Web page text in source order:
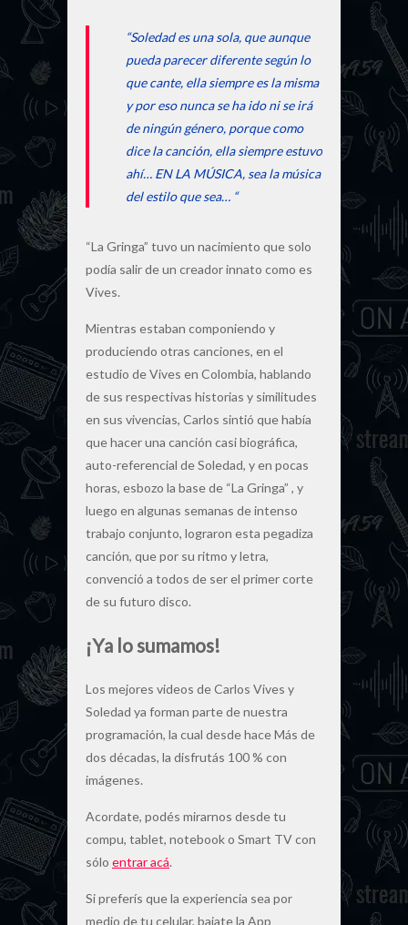
“Soledad es una sola, que aunque
pueda parecer diferente según lo
que cante, ella siempre es la misma
y por eso nunca se ha ido ni se irá
de ningún género, porque como
dice la canción, ella siempre estuvo
ahí… EN LA MÚSICA, sea la música
del estilo que sea… “
“La Gringa” tuvo un nacimiento que solo
podía salir de un creador innato como es
Vives.
Mientras estaban componiendo y
produciendo otras canciones, en el
estudio de Vives en Colombia, hablando
de sus respectivas historias y similitudes
en sus vivencias, Carlos sintió que había
que hacer una canción casi biográfica,
auto-referencial de Soledad, y en pocas
horas, esbozo la base de “La Gringa” , y
luego en algunas semanas de intenso
trabajo conjunto, lograron esta pegadiza
canción, que por su ritmo y letra,
convenció a todos de ser el primer corte
de su futuro disco.
¡Ya lo sumamos!
Los mejores videos de Carlos Vives y
Soledad ya forman parte de nuestra
programación, la cual desde hace Más de
dos décadas, la disfrutás 100 % con
imágenes.
Acordate, podés mirarnos desde tu
compu, tablet, notebook o Smart TV con
sólo entrar acá.
Si preferís que la experiencia sea por
medio de tu celular, bajate la App